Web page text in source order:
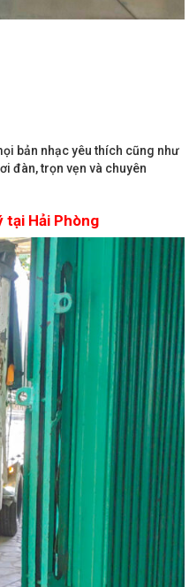
bản nhạc yêu thích cũng như
đàn, trọn vẹn và chuyên
Hải Phòng